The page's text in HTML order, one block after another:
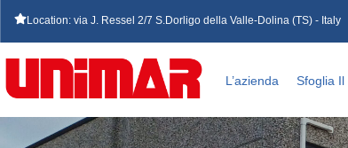
Location: via J. Ressel 2/7 S.Dorligo della Valle-Dolina (TS) - Italy
L’azienda Sfoglia Il